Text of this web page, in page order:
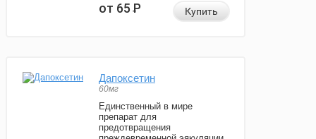
от 65Р Купить
Дапоксетин
60мг
Единственный в мире
препарат для
предотвращения